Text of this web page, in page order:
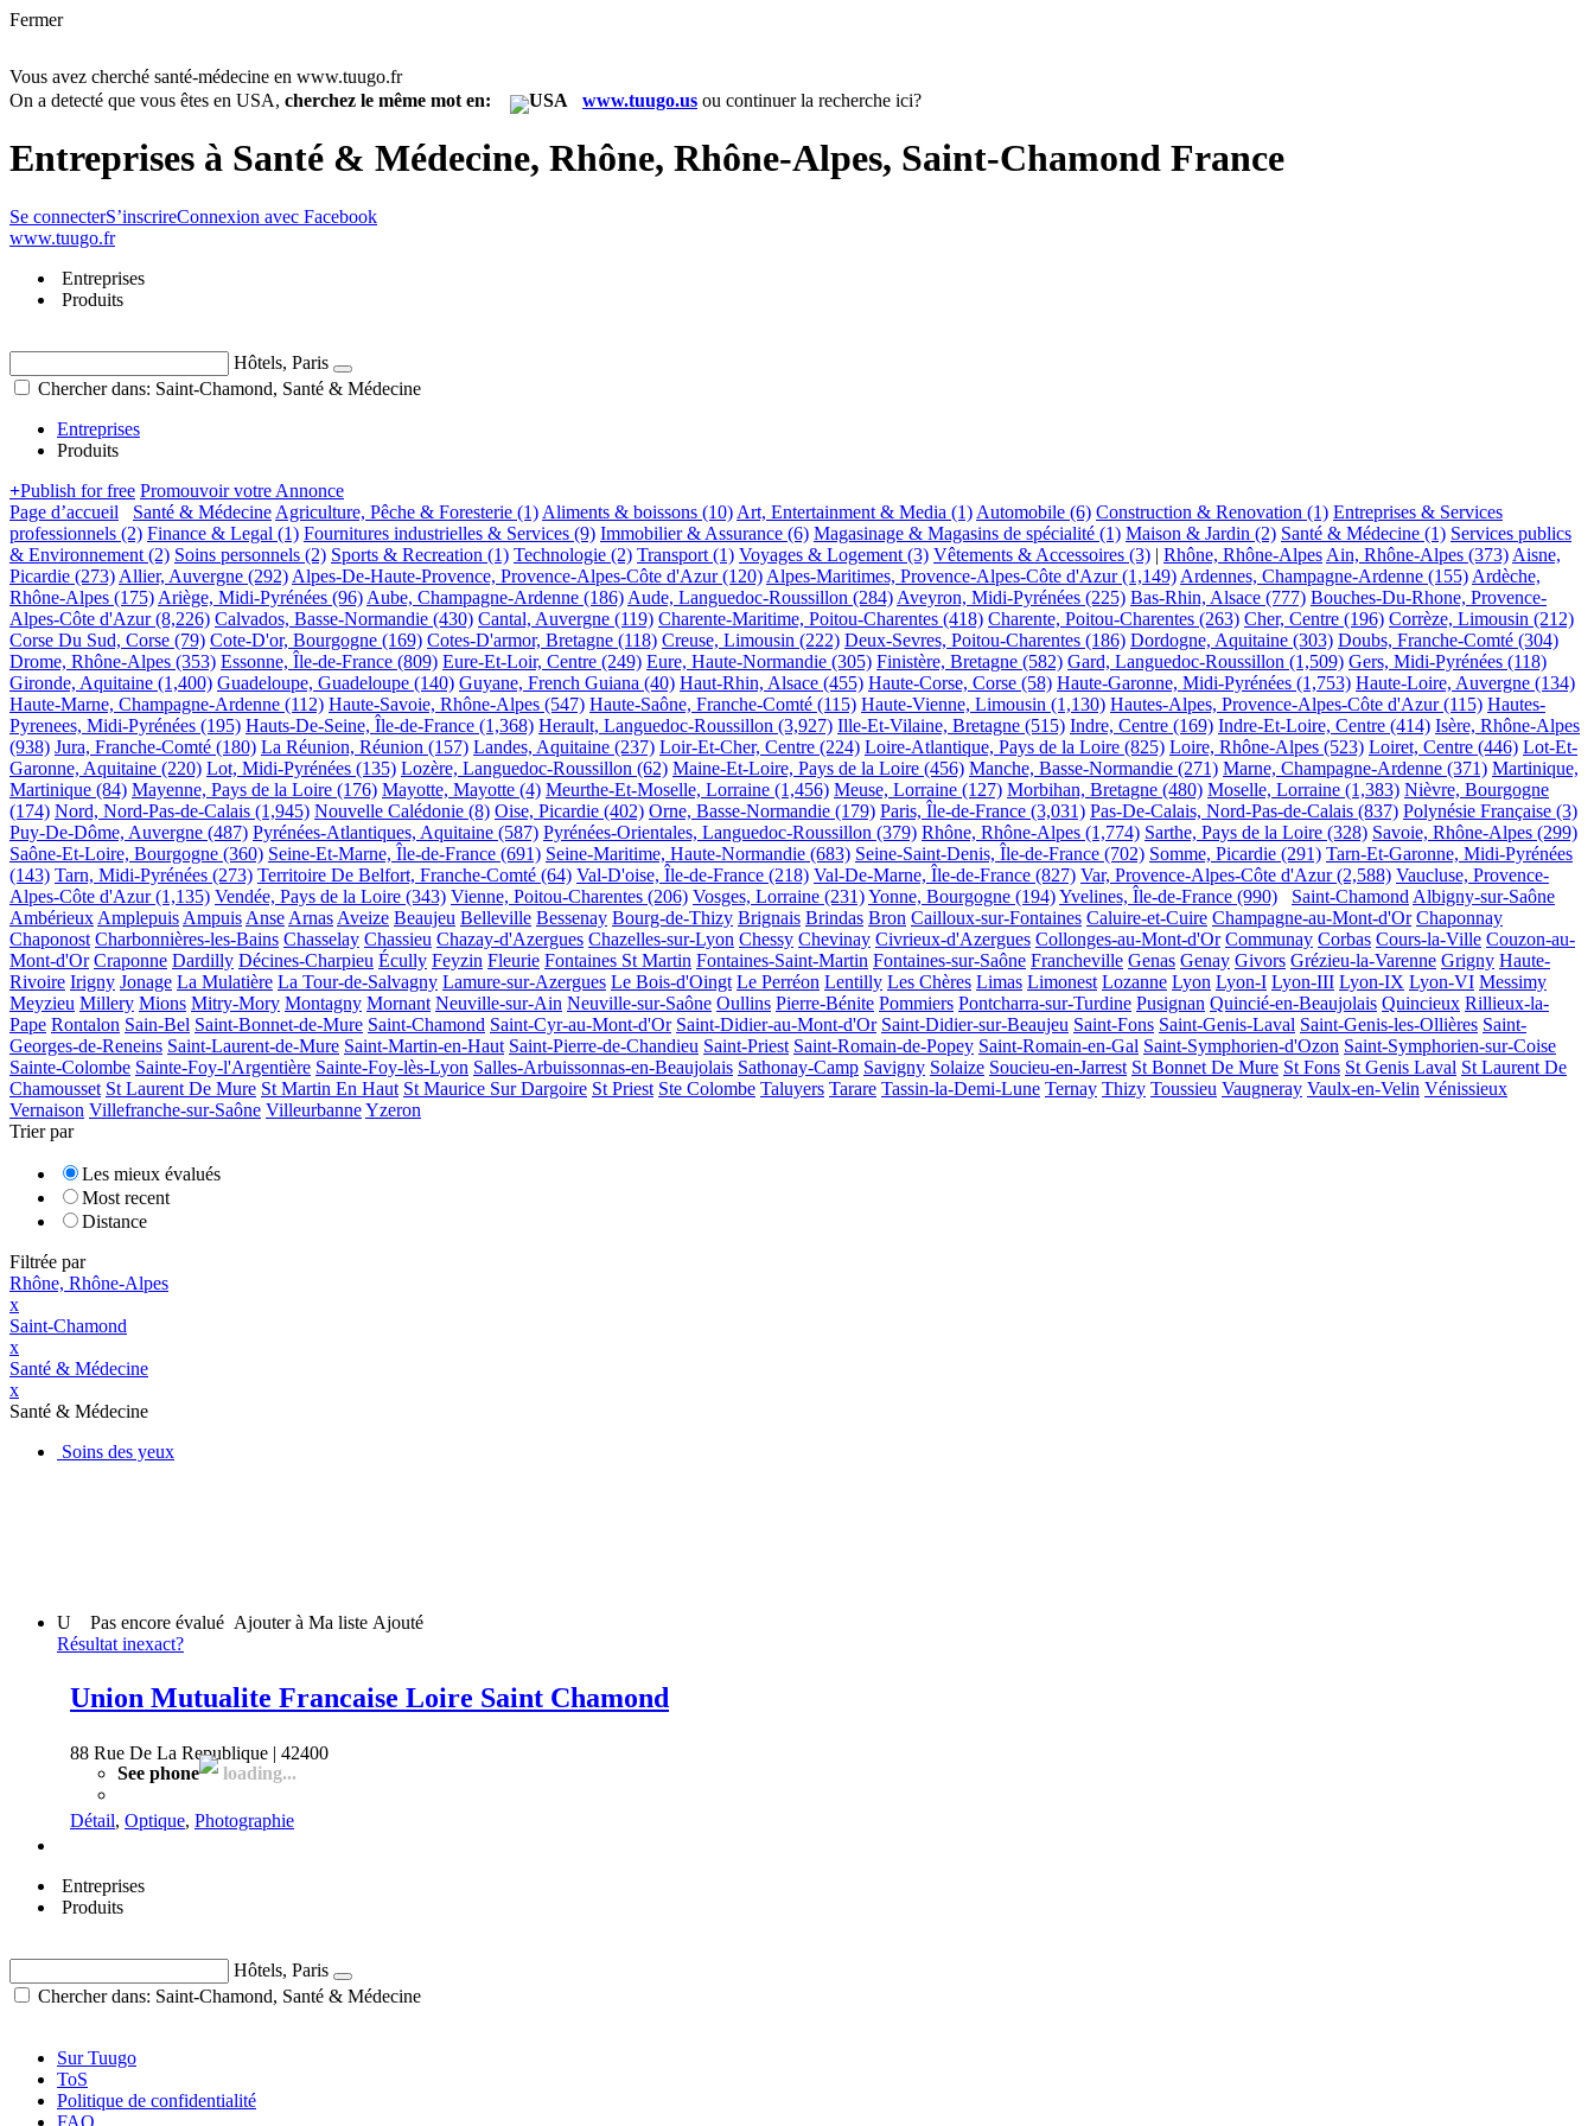
Fermer
Vous avez cherché santé-médecine en www.tuugo.fr
On a detecté que vous êtes en USA, cherchez le même mot en: www.tuugo.us ou continuer la recherche ici?
Entreprises à Santé & Médecine, Rhône, Rhône-Alpes, Saint-Chamond France
Se connecterS’inscrireConnexion avec Facebook
www.tuugo.fr
Entreprises
Produits
Hôtels, Paris
Chercher dans: Saint-Chamond, Santé & Médecine
Entreprises
Produits
+Publish for free Promouvoir votre Annonce
Page d’accueil
Santé & Médecine Agriculture, Pêche & Foresterie (1) Aliments & boissons (10) Art, Entertainment & Media (1) Automobile (6) Construction & Renovation (1) Entreprises & Services
professionnels (2) Finance & Legal (1) Fournitures industrielles & Services (9) Immobilier & Assurance (6) Magasinage & Magasins de spécialité (1) Maison & Jardin (2) Santé & Médecine (1) Services publics
& Environnement (2) Soins personnels (2) Sports & Recreation (1) Technologie (2) Transport (1) Voyages & Logement (3) Vêtements & Accessoires (3) | Rhône, Rhône-Alpes Ain, Rhône-Alpes (373) Aisne,
Picardie (273) Allier, Auvergne (292) Alpes-De-Haute-Provence, Provence-Alpes-Côte d'Azur (120) Alpes-Maritimes, Provence-Alpes-Côte d'Azur (1,149) Ardennes, Champagne-Ardenne (155) Ardèche,
Rhône-Alpes (175) Ariège, Midi-Pyrénées (96) Aube, Champagne-Ardenne (186) Aude, Languedoc-Roussillon (284) Aveyron, Midi-Pyrénées (225) Bas-Rhin, Alsace (777) Bouches-Du-Rhone, Provence-
Alpes-Côte d'Azur (8,226) Calvados, Basse-Normandie (430) Cantal, Auvergne (119) Charente-Maritime, Poitou-Charentes (418) Charente, Poitou-Charentes (263) Cher, Centre (196) Corrèze, Limousin (212)
Corse Du Sud, Corse (79) Cote-D'or, Bourgogne (169) Cotes-D'armor, Bretagne (118) Creuse, Limousin (222) Deux-Sevres, Poitou-Charentes (186) Dordogne, Aquitaine (303) Doubs, Franche-Comté (304)
Drome, Rhône-Alpes (353) Essonne, Île-de-France (809) Eure-Et-Loir, Centre (249) Eure, Haute-Normandie (305) Finistère, Bretagne (582) Gard, Languedoc-Roussillon (1,509) Gers, Midi-Pyrénées (118)
Gironde, Aquitaine (1,400) Guadeloupe, Guadeloupe (140) Guyane, French Guiana (40) Haut-Rhin, Alsace (455) Haute-Corse, Corse (58) Haute-Garonne, Midi-Pyrénées (1,753) Haute-Loire, Auvergne (134)
Haute-Marne, Champagne-Ardenne (112) Haute-Savoie, Rhône-Alpes (547) Haute-Saône, Franche-Comté (115) Haute-Vienne, Limousin (1,130) Hautes-Alpes, Provence-Alpes-Côte d'Azur (115) Hautes-
Pyrenees, Midi-Pyrénées (195) Hauts-De-Seine, Île-de-France (1,368) Herault, Languedoc-Roussillon (3,927) Ille-Et-Vilaine, Bretagne (515) Indre, Centre (169) Indre-Et-Loire, Centre (414) Isère, Rhône-Alpes
(938) Jura, Franche-Comté (180) La Réunion, Réunion (157) Landes, Aquitaine (237) Loir-Et-Cher, Centre (224) Loire-Atlantique, Pays de la Loire (825) Loire, Rhône-Alpes (523) Loiret, Centre (446) Lot-Et-
Garonne, Aquitaine (220) Lot, Midi-Pyrénées (135) Lozère, Languedoc-Roussillon (62) Maine-Et-Loire, Pays de la Loire (456) Manche, Basse-Normandie (271) Marne, Champagne-Ardenne (371) Martinique,
Martinique (84) Mayenne, Pays de la Loire (176) Mayotte, Mayotte (4) Meurthe-Et-Moselle, Lorraine (1,456) Meuse, Lorraine (127) Morbihan, Bretagne (480) Moselle, Lorraine (1,383) Nièvre, Bourgogne
(174) Nord, Nord-Pas-de-Calais (1,945) Nouvelle Calédonie (8) Oise, Picardie (402) Orne, Basse-Normandie (179) Paris, Île-de-France (3,031) Pas-De-Calais, Nord-Pas-de-Calais (837) Polynésie Française (3)
Puy-De-Dôme, Auvergne (487) Pyrénées-Atlantiques, Aquitaine (587) Pyrénées-Orientales, Languedoc-Roussillon (379) Rhône, Rhône-Alpes (1,774) Sarthe, Pays de la Loire (328) Savoie, Rhône-Alpes (299)
Saône-Et-Loire, Bourgogne (360) Seine-Et-Marne, Île-de-France (691) Seine-Maritime, Haute-Normandie (683) Seine-Saint-Denis, Île-de-France (702) Somme, Picardie (291) Tarn-Et-Garonne, Midi-Pyrénées
(143) Tarn, Midi-Pyrénées (273) Territoire De Belfort, Franche-Comté (64) Val-D'oise, Île-de-France (218) Val-De-Marne, Île-de-France (827) Var, Provence-Alpes-Côte d'Azur (2,588) Vaucluse, Provence-
Alpes-Côte d'Azur (1,135) Vendée, Pays de la Loire (343) Vienne, Poitou-Charentes (206) Vosges, Lorraine (231)Yonne, Bourgogne (194)Yvelines, Île-de-France (990) Saint-Chamond Albigny-sur-Saône
Ambérieux Amplepuis Ampuis Anse Arnas Aveize Beaujeu Belleville Bessenay Bourg-de-Thizy Brignais Brindas Bron Cailloux-sur-Fontaines Caluire-et-Cuire Champagne-au-Mont-d'Or Chaponnay
Chaponost Charbonnières-les-Bains Chasselay Chassieu Chazay-d'Azergues Chazelles-sur-Lyon Chessy Chevinay Civrieux-d'Azergues Collonges-au-Mont-d'Or Communay Corbas Cours-la-Ville Couzon-au-
Mont-d'Or Craponne Dardilly Décines-Charpieu Écully Feyzin Fleurie Fontaines St Martin Fontaines-Saint-Martin Fontaines-sur-Saône Francheville Genas Genay Givors Grézieu-la-Varenne Grigny Haute-
Rivoire Irigny Jonage La Mulatière La Tour-de-Salvagny Lamure-sur-Azergues Le Bois-d'Oingt Le Perréon Lentilly Les Chères Limas Limonest Lozanne Lyon Lyon-I Lyon-III Lyon-IX Lyon-VI Messimy
Meyzieu Millery Mions Mitry-Mory Montagny Mornant Neuville-sur-Ain Neuville-sur-Saône Oullins Pierre-Bénite Pommiers Pontcharra-sur-Turdine Pusignan Quincié-en-Beaujolais Quincieux Rillieux-la-
Pape Rontalon Sain-Bel Saint-Bonnet-de-Mure Saint-Chamond Saint-Cyr-au-Mont-d'Or Saint-Didier-au-Mont-d'Or Saint-Didier-sur-Beaujeu Saint-Fons Saint-Genis-Laval Saint-Genis-les-Ollières Saint-
Georges-de-Reneins Saint-Laurent-de-Mure Saint-Martin-en-Haut Saint-Pierre-de-Chandieu Saint-Priest Saint-Romain-de-Popey Saint-Romain-en-Gal Saint-Symphorien-d'Ozon Saint-Symphorien-sur-Coise
Sainte-Colombe Sainte-Foy-l'Argentière Sainte-Foy-lès-Lyon Salles-Arbuissonnas-en-Beaujolais Sathonay-Camp Savigny Solaize Soucieu-en-Jarrest St Bonnet De Mure St Fons St Genis Laval St Laurent De
Chamousset St Laurent De Mure St Martin En Haut St Maurice Sur Dargoire St Priest Ste Colombe Taluyers Tarare Tassin-la-Demi-Lune Ternay Thizy Toussieu Vaugneray Vaulx-en-Velin Vénissieux
Vernaison Villefranche-sur-Saône VilleurbanneYzeron
Trier par
Les mieux évalués
Most recent
Distance
Filtrée par
Rhône, Rhône-Alpes
x
Saint-Chamond
x
Santé & Médecine
x
Santé & Médecine
Soins des yeux
U Pas encore évalué Ajouter à Ma liste Ajouté
Résultat inexact?
Union Mutualite Francaise Loire Saint Chamond
88 Rue De La Republique | 42400
See phone
loading...
Détail, Optique, Photographie
Entreprises
Produits
Hôtels, Paris
Chercher dans: Saint-Chamond, Santé & Médecine
Sur Tuugo
ToS
Politique de confidentialité
FAQ